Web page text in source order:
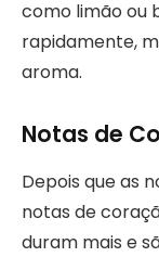
como limão ou
rapidamente,
aroma.
Notas de
Depois que as
notas de
duram mais e